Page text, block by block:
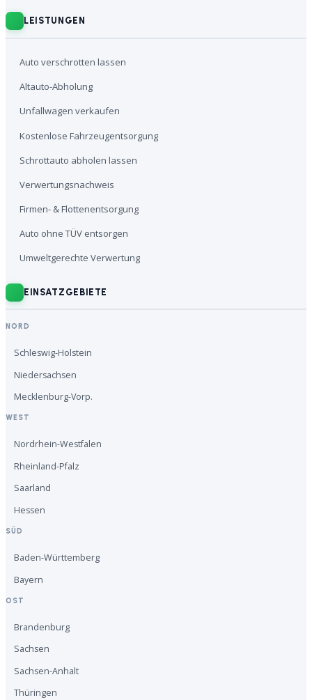
LEISTUNGEN
Auto verschrotten lassen
Altauto-Abholung
Unfallwagen verkaufen
Kostenlose Fahrzeugentsorgung
Schrottauto abholen lassen
Verwertungsnachweis
Firmen- & Flottenentsorgung
Auto ohne TÜV entsorgen
Umweltgerechte Verwertung
EINSATZGEBIETE
NORD
Schleswig-Holstein
Niedersachsen
Mecklenburg-Vorp.
WEST
Nordrhein-Westfalen
Rheinland-Pfalz
Saarland
Hessen
SÜD
Baden-Württemberg
Bayern
OST
Brandenburg
Sachsen
Sachsen-Anhalt
Thüringen